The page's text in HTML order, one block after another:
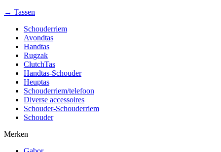
→ Tassen
Schouderriem
Avondtas
Handtas
Rugzak
ClutchTas
Handtas-Schouder
Heuptas
Schouderriem/telefoon
Diverse accessoires
Schouder-Schouderriem
Schouder
Merken